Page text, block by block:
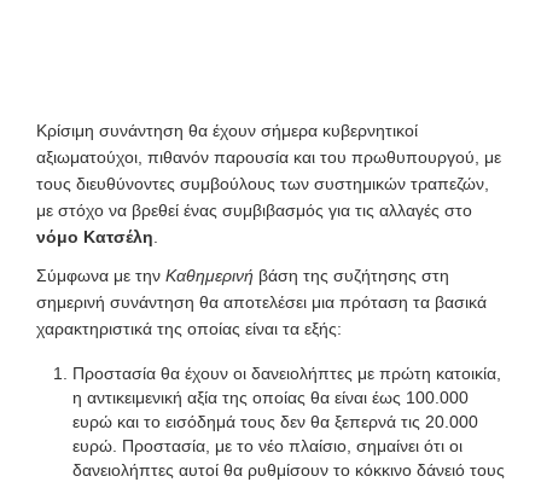
Κρίσιμη συνάντηση θα έχουν σήμερα κυβερνητικοί
αξιωματούχοι, πιθανόν παρουσία και του πρωθυπουργού, με
τους διευθύνοντες συμβούλους των συστημικών τραπεζών,
με στόχο να βρεθεί ένας συμβιβασμός για τις αλλαγές στο
νόμο Κατσέλη
Σύμφωνα με την Καθημερινή βάση της συζήτησης στη
σημερινή συνάντηση θα αποτελέσει μια πρόταση τα βασικά
χαρακτηριστικά της οποίας είναι τα εξής:
Προστασία θα έχουν οι δανειολήπτες με πρώτη κατοικία,
η αντικειμενική αξία της οποίας θα είναι έως 100.000
ευρώ και το εισόδημά τους δεν θα ξεπερνά τις 20.000
ευρώ. Προστασία, με το νέο πλαίσιο, σημαίνει ότι οι
δανειολήπτες αυτοί θα ρυθμίσουν το κόκκινο δάνειό τους